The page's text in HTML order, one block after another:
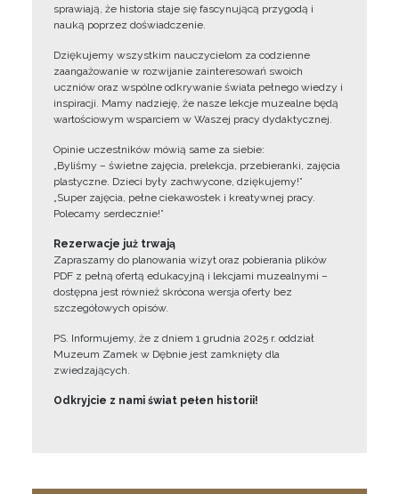
sprawiają, że historia staje się fascynującą przygodą i
nauką poprzez doświadczenie.
Dziękujemy wszystkim nauczycielom za codzienne
zaangażowanie w rozwijanie zainteresowań swoich
uczniów oraz wspólne odkrywanie świata pełnego wiedzy i
inspiracji. Mamy nadzieję, że nasze lekcje muzealne będą
wartościowym wsparciem w Waszej pracy dydaktycznej.
Opinie uczestników mówią same za siebie:
„Byliśmy – świetne zajęcia, prelekcja, przebieranki, zajęcia
plastyczne. Dzieci były zachwycone, dziękujemy!”
„Super zajęcia, pełne ciekawostek i kreatywnej pracy.
Polecamy serdecznie!”
Rezerwacje już trwają
Zapraszamy do planowania wizyt oraz pobierania plików
PDF z pełną ofertą edukacyjną i lekcjami muzealnymi –
dostępna jest również skrócona wersja oferty bez
szczegółowych opisów.
PS. Informujemy, że z dniem 1 grudnia 2025 r. oddział
Muzeum Zamek w Dębnie jest zamknięty dla
zwiedzających.
Odkryjcie z nami świat pełen historii!